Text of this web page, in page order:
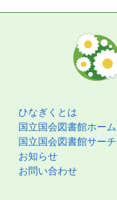
ひなぎくとは
国立国会図書館ホー
国立国会図書館サーチ
お知らせ
お問い合わせ